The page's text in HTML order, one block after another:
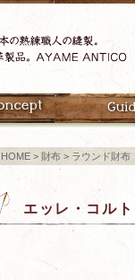
HOME > 財布 > ラウンド財布
エッレ・コルト